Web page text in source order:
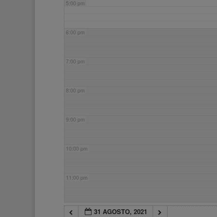
5:00 pm
6:00 pm
7:00 pm
8:00 pm
9:00 pm
10:00 pm
11:00 pm
31 AGOSTO, 2021